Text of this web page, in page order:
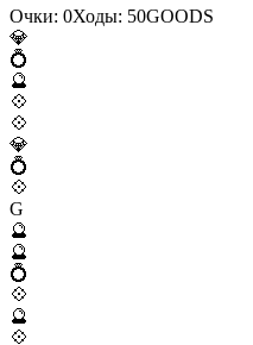
Очки: 0Ходы: 50GOODS
💎
💍
🔮
💠
💠
💎
💍
💠
G
🔮
🔮
💍
💠
🔮
💠